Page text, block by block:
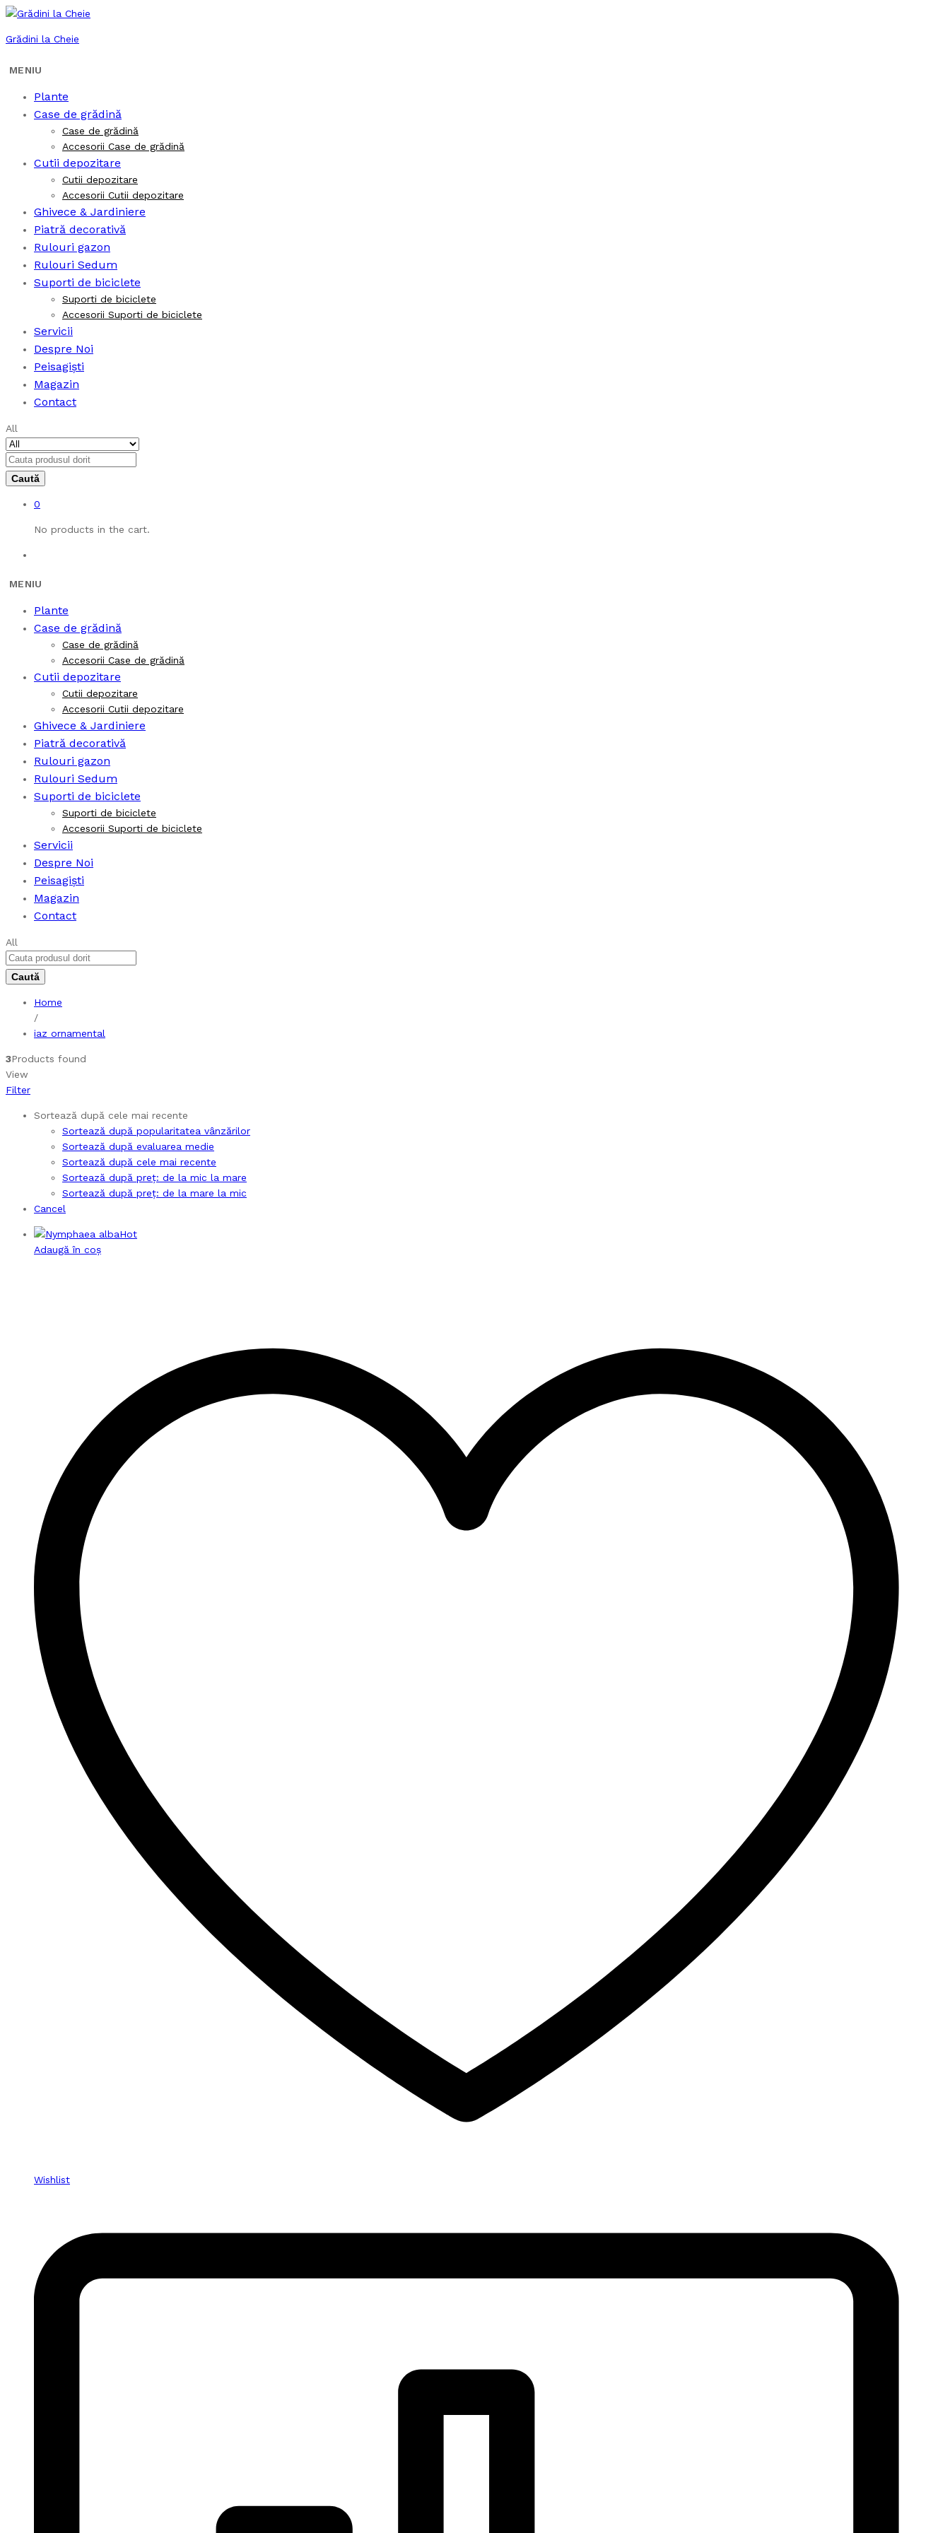
Grădini la Cheie
Plante
Case de grădină
Case de grădină
Accesorii Case de grădină
Cutii depozitare
Cutii depozitare
Accesorii Cutii depozitare
Ghivece & Jardiniere
Piatră decorativă
Rulouri gazon
Rulouri Sedum
Suporti de biciclete
Suporti de biciclete
Accesorii Suporti de biciclete
Servicii
Despre Noi
Peisagiști
Magazin
Contact
All
0
No products in the cart.
Plante
Case de grădină
Case de grădină
Accesorii Case de grădină
Cutii depozitare
Cutii depozitare
Accesorii Cutii depozitare
Ghivece & Jardiniere
Piatră decorativă
Rulouri gazon
Rulouri Sedum
Suporti de biciclete
Suporti de biciclete
Accesorii Suporti de biciclete
Servicii
Despre Noi
Peisagiști
Magazin
Contact
All
Home
/
iaz ornamental
3Products found
View
Filter
Sortează după cele mai recente
Sortează după popularitatea vânzărilor
Sortează după evaluarea medie
Sortează după cele mai recente
Sortează după preț: de la mic la mare
Sortează după preț: de la mare la mic
Cancel
Hot
Adaugă în coș
Wishlist